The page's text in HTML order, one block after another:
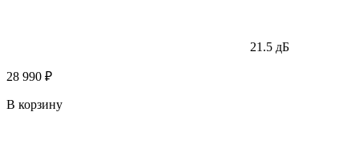
21.5 дБ
28 990 ₽
В корзину